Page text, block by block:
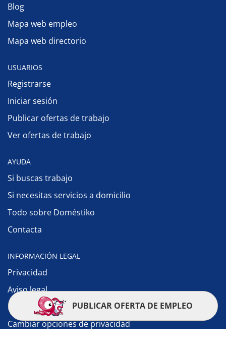
Blog
Mapa web empleo
Mapa web directorio
USUARIOS
Registrarse
Iniciar sesión
Publicar ofertas de trabajo
Ver ofertas de trabajo
AYUDA
Si buscas trabajo
Si necesitas servicios a domicilio
Todo sobre Doméstiko
Contacta
INFORMACIÓN LEGAL
Privacidad
Aviso legal
Política de cookies
Cambiar opciones de privacidad
PUBLICAR OFERTA DE EMPLEO